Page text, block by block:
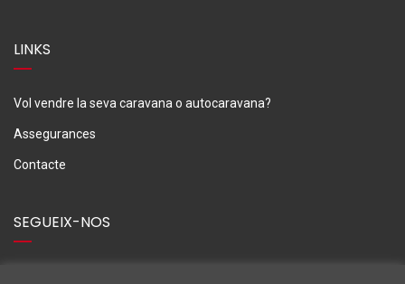
LINKS
Vol vendre la seva caravana o autocaravana?
Assegurances
Contacte
SEGUEIX-NOS